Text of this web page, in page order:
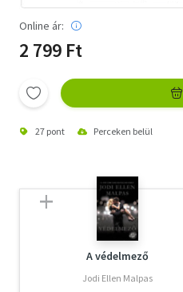
Online ár:
2 799 Ft
27 pont Perceken belül
A védelmező
Jodi Ellen Malpas